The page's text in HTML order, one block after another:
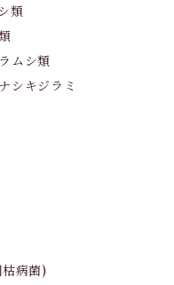
類
ムシ類
シキジラミ
病菌)